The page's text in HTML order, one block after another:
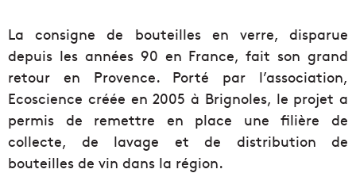
La consigne de bouteilles en verre, disparue
depuis les années 90 en France, fait son grand
retour en Provence. Porté par l’association,
Ecoscience créée en 2005 à Brignoles, le projet a
permis de remettre en place une filière de
collecte, de lavage et de distribution de
bouteilles de vin dans la région.